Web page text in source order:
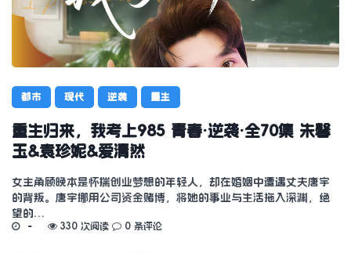
都市 现代 逆袭 重生
重生归来，我考上985 青春·逆袭·全70集 朱馨
玉&袁珍妮&爱清然
女主角顾晚本是怀揣创业梦想的年轻人，却在婚姻中遭遇丈夫唐宇
的背叛。唐宇挪用公司资金赌博，将她的事业与生活拖入深渊，绝
望的…
330 次阅读 0 条评论